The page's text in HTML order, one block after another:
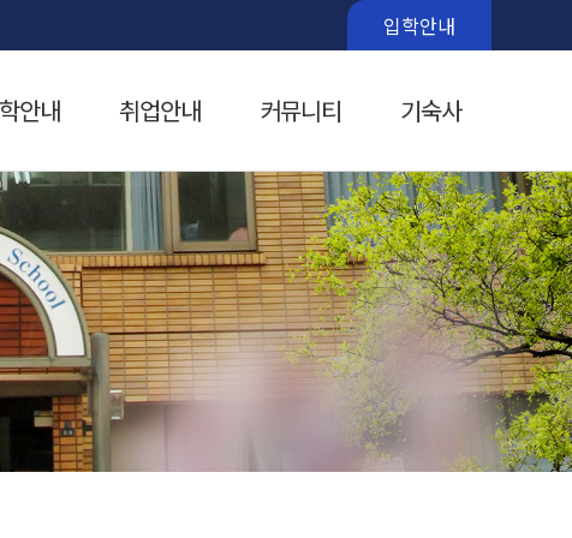
입학안내
안내 취업안내 커뮤니티 기숙사